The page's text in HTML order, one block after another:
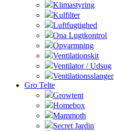
Klimastyring
Kulfilter
Luftfugtighed
Ona Lugtkontrol
Opvarmning
Ventilationskit
Ventilator / Udsug
Ventilationsslanger
Gro Telte
Growtent
Homebox
Mammoth
Secret Jardin